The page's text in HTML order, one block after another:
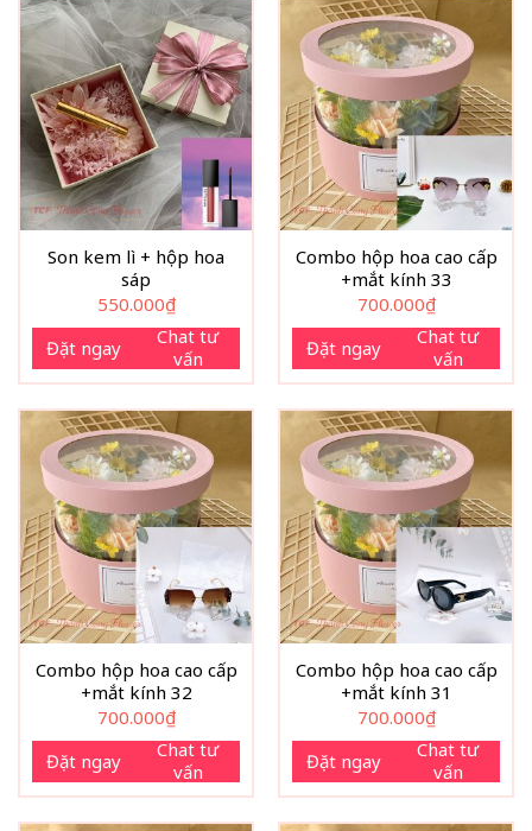
Son kem lì + hộp hoa
sáp
550.000₫
Đặt ngay
Chat tư
vấn
Combo hộp hoa cao cấp
+mắt kính 33
700.000₫
Đặt ngay
Chat tư
vấn
Combo hộp hoa cao cấp
+mắt kính 32
700.000₫
Đặt ngay
Chat tư
vấn
Combo hộp hoa cao cấp
+mắt kính 31
700.000₫
Đặt ngay
Chat tư
vấn